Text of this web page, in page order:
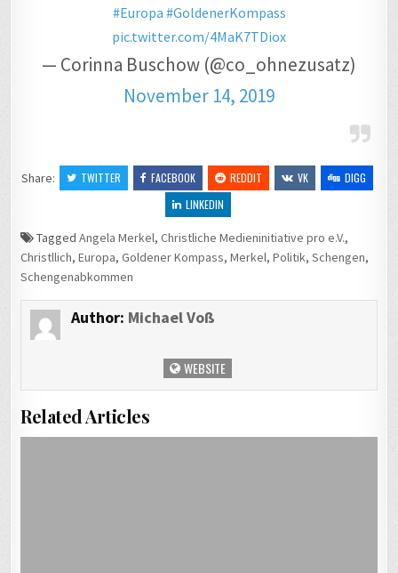
#Europa #GoldenerKompass
pic.twitter.com/4MaK7TDiox
— Corinna Buschow (@co_ohnezusatz)
November 14, 2019
Share: TWITTER FACEBOOK REDDIT VK
DIGG
LINKEDIN
TaggedAngela Merkel,Christliche Medieninitiative pro e.V.,
Christllich,Europa,Goldener Kompass,Merkel,Politik,Schengen,
Schengenabkommen
Author: Michael Voß
WEBSITE
Related Articles